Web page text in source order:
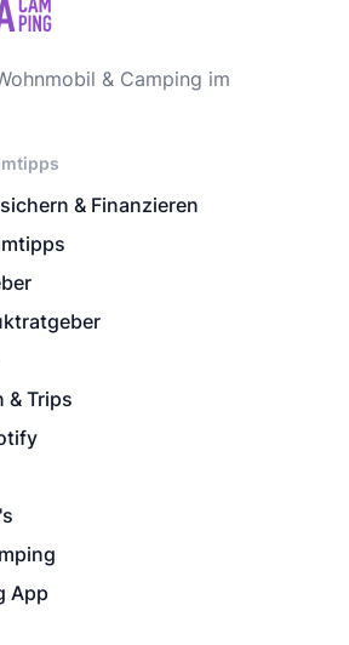
& Camping im
& Finanzieren
& Trips
App